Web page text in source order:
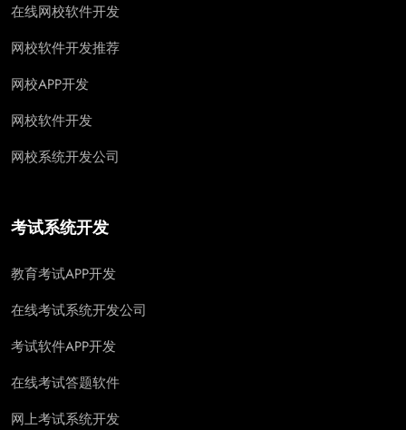
在线网校软件开发
网校软件开发推荐
网校APP开发
网校软件开发
网校系统开发公司
考试系统开发
教育考试APP开发
在线考试系统开发公司
考试软件APP开发
在线考试答题软件
网上考试系统开发